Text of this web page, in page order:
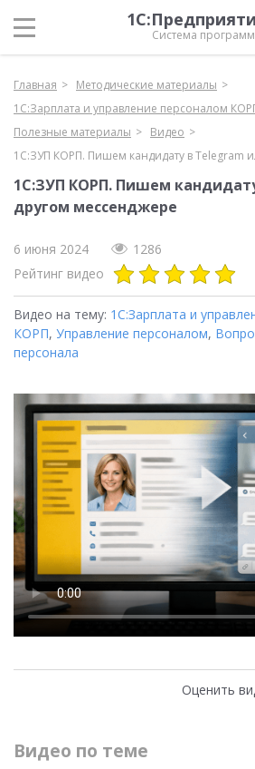
Система программ
Главная
Методические материалы
1С:Зарплата и управление персоналом
Полезные материалы
Видео
1С:ЗУП КОРП. Пишем кандидату в Telegram
1С:ЗУП КОРП. Пишем
другом мессенджере
6 июня 2024
1286
Рейтинг видео
Видео на тему: 1С:Зарплата и
КОРП, Управление персоналом,
персонала
Оценить
Видео по теме